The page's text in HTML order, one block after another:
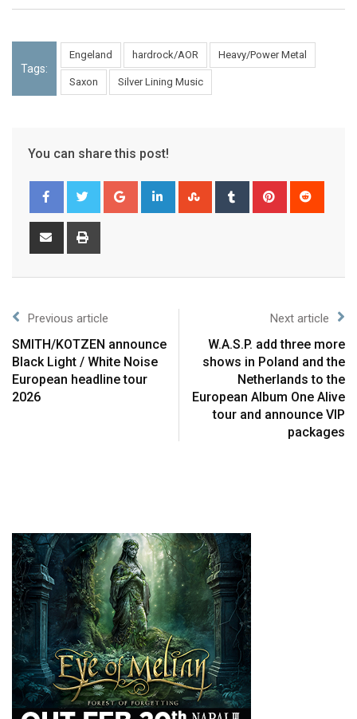
Tags:
Engeland hardrock/AOR Heavy/Power Metal
Saxon Silver Lining Music
You can share this post!
Previous article
SMITH/KOTZEN announce
Black Light / White Noise
European headline tour
2026
Next article
W.A.S.P. add three more
shows in Poland and the
Netherlands to the
European Album One Alive
tour and announce VIP
packages